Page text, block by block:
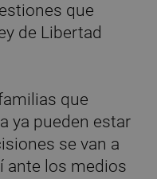
que
de Libertad
que
ya pueden estar
se van a
ante los medios